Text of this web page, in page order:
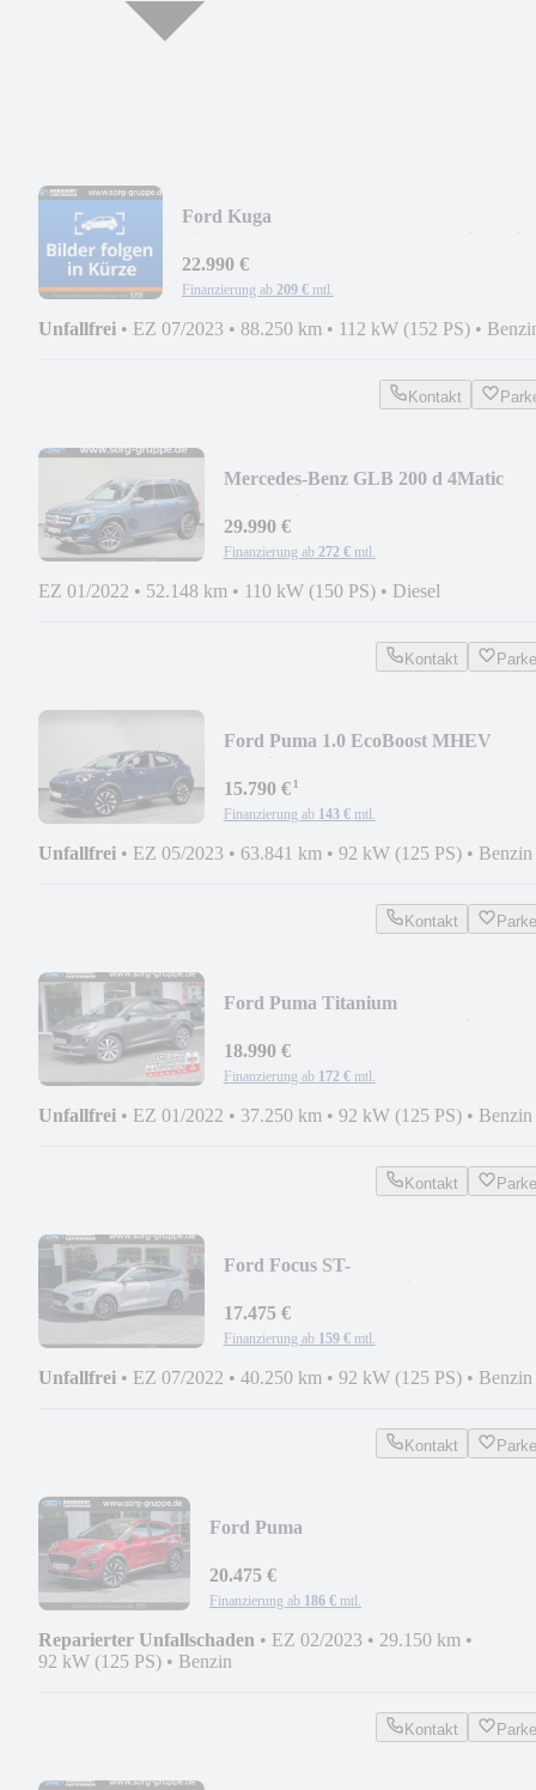
Ford Kuga
P*
22.990 €
Finanzierung ab 209 € mtl.
Unfallfrei • EZ 07/2023 • 88.250 km • 112 kW (152 PS) •
Kontakt
Mercedes-Benz GLB 200 d 4Matic
29.990 €
Finanzierung ab 272 € mtl.
EZ 01/2022 • 52.148 km • 110 kW (150 PS) • Diesel
Kontakt
Ford Puma 1.0 EcoBoost MHEV
15.790 €¹
Finanzierung ab 143 € mtl.
Unfallfrei • EZ 05/2023 • 63.841 km • 92 kW (125 PS) • Benzin
Kontakt
Ford Puma Titanium
Paket*
18.990 €
Finanzierung ab 172 € mtl.
Unfallfrei • EZ 01/2022 • 37.250 km • 92 kW (125 PS) • Benzin
Kontakt
Ford Focus ST-
P*NAVI*KeyFr
17.475 €
Finanzierung ab 159 € mtl.
Unfallfrei • EZ 07/2022 • 40.250 km • 92 kW (125 PS) • Benzin
Kontakt
Ford Puma
P*
20.475 €
Finanzierung ab 186 € mtl.
Reparierter Unfallschaden • EZ 02/2023 • 29.150 km •
92 kW (125 PS) • Benzin
Kontakt